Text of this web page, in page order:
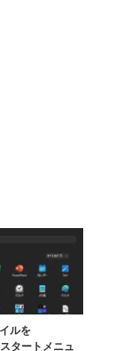
ルを
タートメニュ